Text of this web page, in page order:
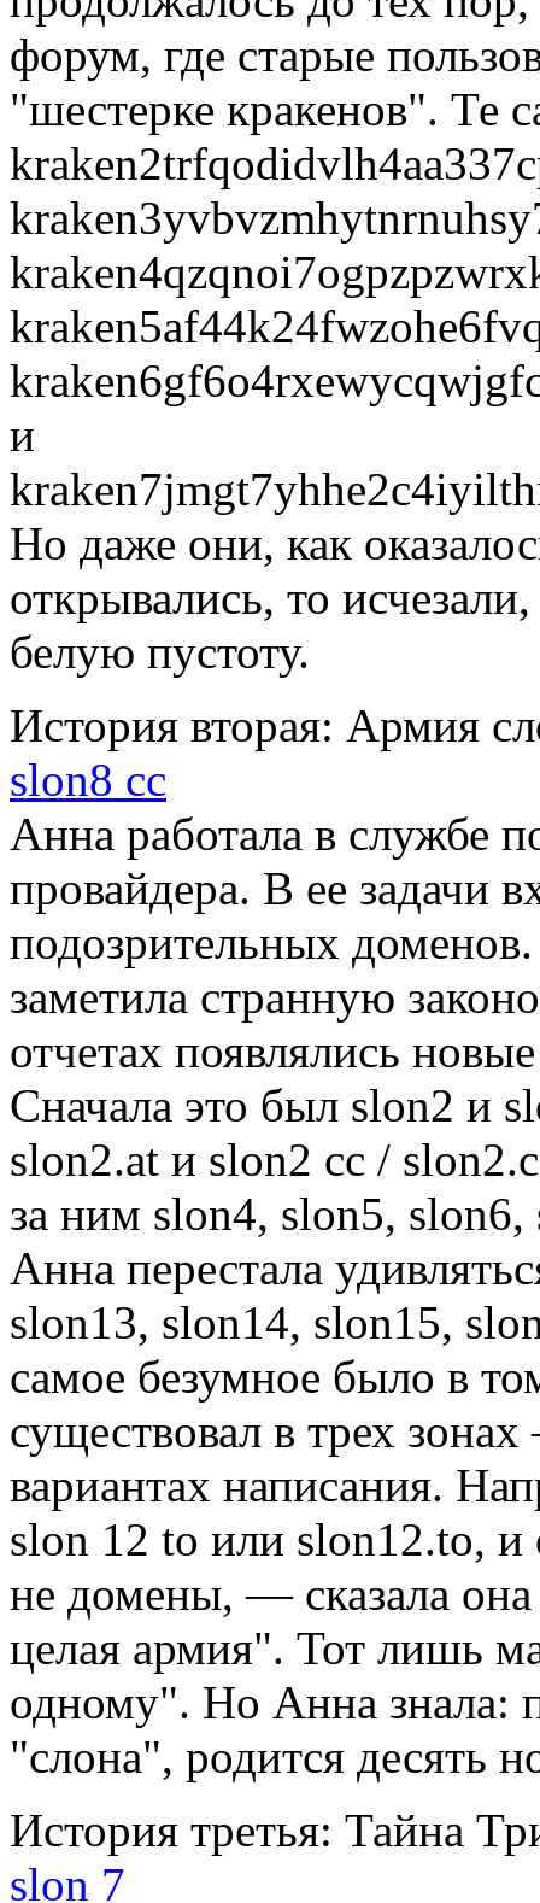
форум, где старые
"шестерке кракенов". Те
и
Но даже они, как
открывались, то
белую пустоту.
История вторая: Армия
slon8 cc
Анна работала в службе
провайдера. В ее задачи
подозрительных
заметила странную
отчетах появлялись
Сначала это был slon2 и
slon2.at и slon2 cc /
за ним slon4, slon5,
Анна перестала
slon13, slon14, slon15,
самое безумное было в
существовал в трех
вариантах написания.
slon 12 to или slon12.to, и
не домены, — сказала
целая армия". Тот лишь
одному". Но Анна знала:
"слона", родится десять
История третья: Тайна
slon 7